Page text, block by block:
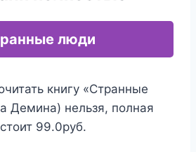
люди
книгу «Странные
Демина) нельзя, полная
99.0руб.